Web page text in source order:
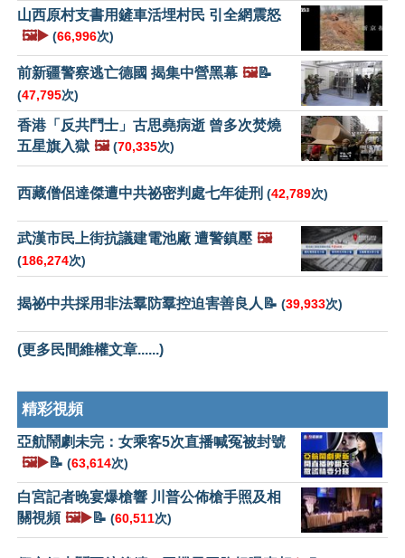
山西原村支書用鏟車活埋村民 引全網震怒
🖼️▶️ (66,996次)
前新疆警察逃亡德國 揭集中營黑幕 🖼️📝
(47,795次)
香港「反共鬥士」古思堯病逝 曾多次焚燒
五星旗入獄 🖼️ (70,335次)
西藏僧侶達傑遭中共祕密判處七年徒刑 (42,789次)
武漢市民上街抗議建電池廠 遭警鎮壓 🖼️
(186,274次)
揭祕中共採用非法羣防羣控迫害善良人📝 (39,933次)
(更多民間維權文章......)
精彩視頻
亞航鬧劇未完：女乘客5次直播喊冤被封號
🖼️▶️📝 (63,614次)
白宮記者晚宴爆槍響 川普公佈槍手照及相
關視頻 🖼️▶️📝 (60,511次)